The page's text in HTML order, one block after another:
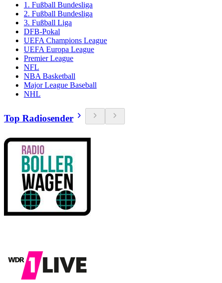
1. Fußball Bundesliga
2. Fußball Bundesliga
3. Fußball Liga
DFB-Pokal
UEFA Champions League
UEFA Europa League
Premier League
NFL
NBA Basketball
Major League Baseball
NHL
Top Radiosender